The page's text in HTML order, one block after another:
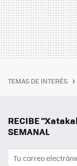
TEMAS DE INTERÉS
RECIBE
SEMANAL